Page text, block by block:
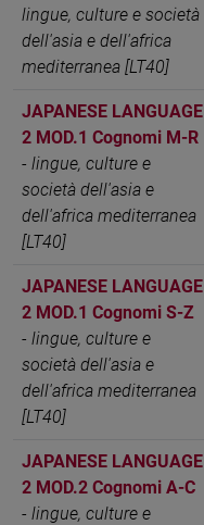
lingue, culture e società
dell'asia e dell'africa
mediterranea [LT40]
JAPANESE LANGUAGE
2 MOD.1 Cognomi M-R
- lingue, culture e
società dell'asia e
dell'africa mediterranea
[LT40]
JAPANESE LANGUAGE
2 MOD.1 Cognomi S-Z
- lingue, culture e
società dell'asia e
dell'africa mediterranea
[LT40]
JAPANESE LANGUAGE
2 MOD.2 Cognomi A-C
- lingue, culture e